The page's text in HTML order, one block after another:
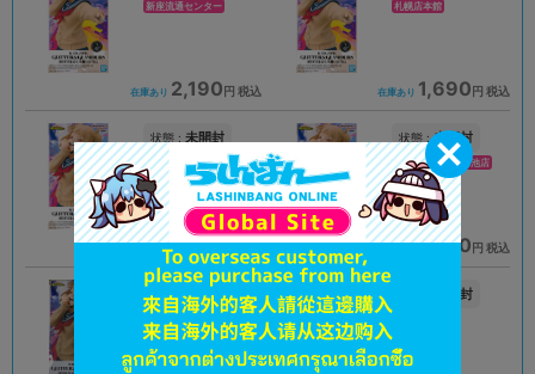
新座流通センター
在庫あり 2,190 円 税込
札幌店本館
在庫あり 1,690 円 税込
状態 : 未開封
豊橋店
在庫あり 1,489
状態 :未開封
プライムツリー赤池店
2,290 円 税込
状態 :未開封
高崎店
未開封